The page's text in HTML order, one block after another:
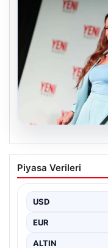
Yeni Parti
Özalper
Manisa'da
Piyasa Verileri
USD
EUR
ALTIN